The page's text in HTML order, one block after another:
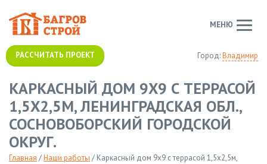
Город:Владимир
РАССЧИТАТЬ ПРОЕКТ
МЕНЮ
КАРКАСНЫЙ ДОМ 9Х9 С ТЕРРАСОЙ
1,5Х2,5М, ЛЕНИНГРАДСКАЯ ОБЛ.,
СОСНОВОБОРСКИЙ ГОРОДСКОЙ
ОКРУГ.
Главная /Наши работы / Каркасный дом 9х9 с террасой 1,5х2,5м,